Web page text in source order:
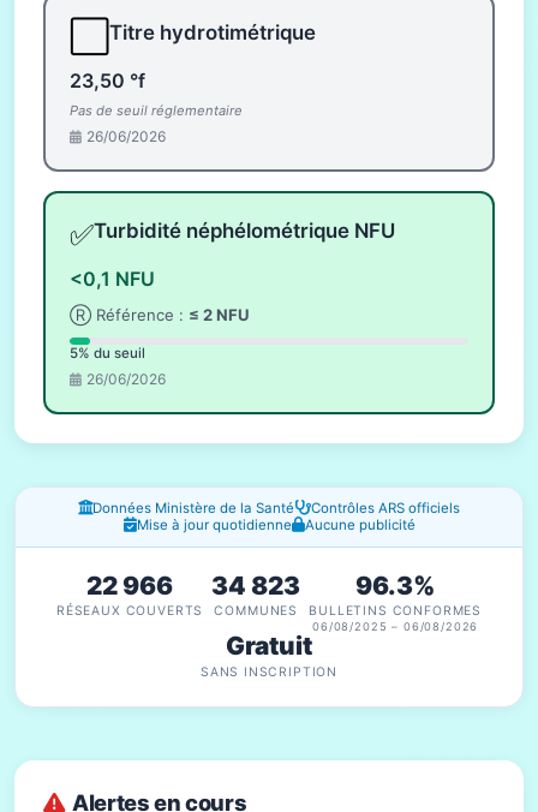
Titre hydrotimétrique
23,50 °f
Pas de seuil réglementaire
26/06/2026
✅Turbidité néphélométrique NFU
<0,1 NFU
Ⓡ Référence : ≤ 2 NFU
5% du seuil
26/06/2026
Fenêtres d'information
Données Ministère de la Santé
Contrôles ARS officiels
Mise à jour quotidienne
Aucune publicité
22 966
RÉSEAUX COUVERTS
34 823
COMMUNES
96.3%
BULLETINS CONFORMES
06/08/2025 – 06/08/2026
Gratuit
SANS INSCRIPTION
Alertes en cours